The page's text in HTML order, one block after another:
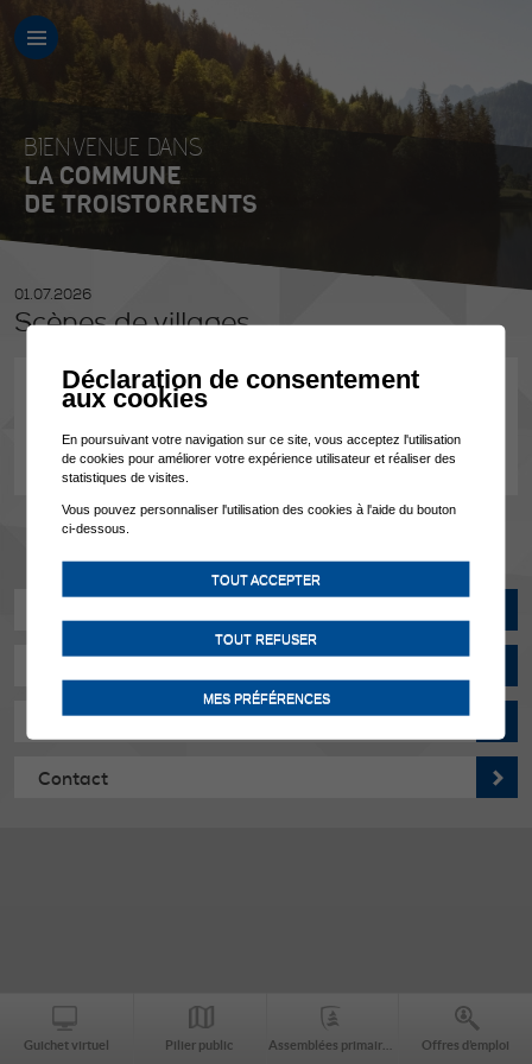
BIENVENUE DANS
LA COMMUNE
DE TROISTORRENTS
01.07.2026
Scènes de villages
Commission culturelle
19h30, tout public
Cour d'école, Troistorrents
Horaires d'ouverture
Contact
Guichet virtuel Pilier public Offres d’emploi
Déclaration de consentement
aux cookies
En poursuivant votre navigation sur ce site, vous acceptez l'utilisation
de cookies pour améliorer votre expérience utilisateur et réaliser des
statistiques de visites.
Vous pouvez personnaliser l'utilisation des cookies à l'aide du bouton
ci-dessous.
TOUT ACCEPTER
TOUT REFUSER
MES PRÉFÉRENCES